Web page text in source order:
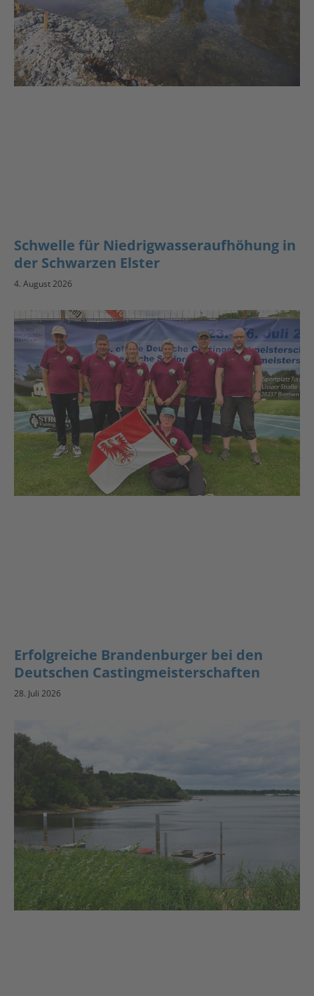
Schwelle für Niedrigwasseraufhöhung in
der Schwarzen Elster
4. August 2026
Erfolgreiche Brandenburger bei den
Deutschen Castingmeisterschaften
28. Juli 2026